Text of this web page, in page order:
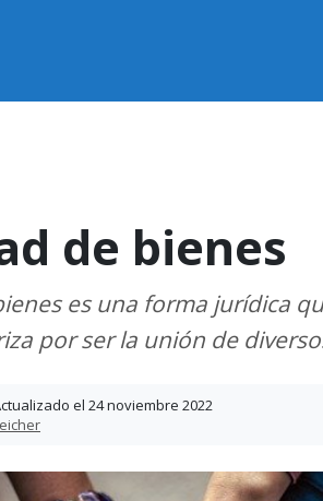
de bienes
es una forma jurídica
por ser la unión de
el 24 noviembre 2022